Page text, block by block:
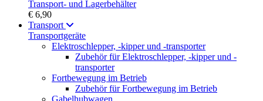
Transport- und Lagerbehälter
€ 6,90
Transport
Transportgeräte
Elektroschlepper, -kipper und -transporter
Zubehör für Elektroschlepper, -kipper und -
transporter
Fortbewegung im Betrieb
Zubehör für Fortbewegung im Betrieb
Gabelhubwagen